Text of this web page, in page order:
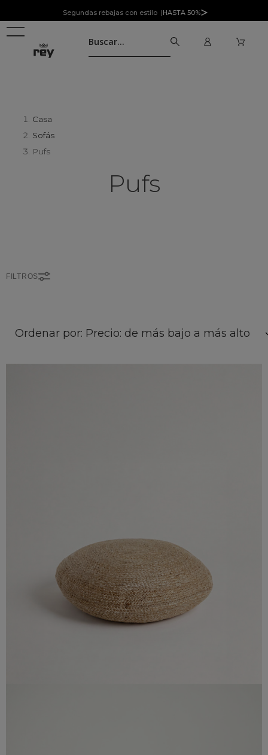
Segundas rebajas con estilo |HASTA 50%
Casa
Sofás
Pufs
Pufs
FILTROS
Ordenar por: Precio: de más bajo a más alto